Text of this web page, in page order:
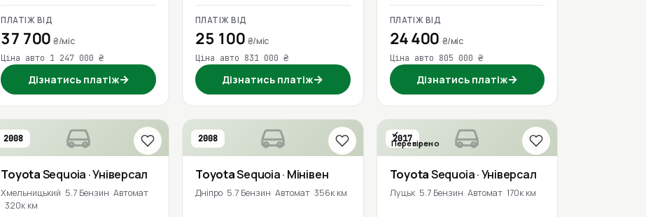
ПЛАТІЖ ВІД
37 700₴/міс
Ціна авто 1 247 000 ₴
Дізнатись платіж→
ПЛАТІЖ ВІД
25 100 ₴/міс
Ціна авто 831 000 ₴
Дізнатись платіж→
ПЛАТІЖ ВІД
24 400 ₴/міс
Ціна авто 805 000 ₴
Дізнатись платіж→
2008
ToyotaSequoia · Універсал
Хмельницький 5.7 Бензин Автомат
320к км
2008
ToyotaSequoia· Мінівен
Дніпро 5.7 Бензин Автомат 356к км
2017
Перевірено
ToyotaSequoia· Універсал
Луцьк 5.7 Бензин Автомат 170к км